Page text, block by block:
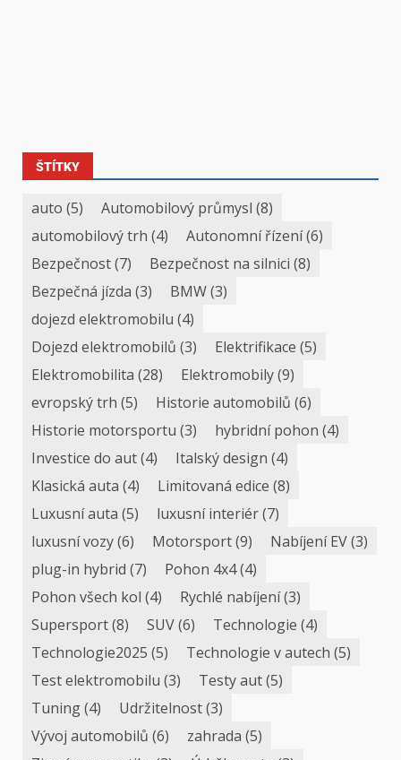
ŠTÍTKY
auto (5) Automobilový průmysl (8)
automobilový trh (4) Autonomní řízení(6)
Bezpečnost(7) Bezpečnost na silnici (8)
Bezpečná jízda (3) BMW(3)
dojezd elektromobilu (4)
Dojezd elektromobilů (3) Elektrifikace (5)
Elektromobilita (28) Elektromobily(9)
evropský trh (5) Historie automobilů (6)
Historie motorsportu (3) hybridní pohon (4)
Investice do aut(4) Italský design (4)
Klasická auta (4) Limitovaná edice (8)
Luxusní auta (5) luxusní interiér(7)
luxusní vozy(6) Motorsport(9) Nabíjení EV(3)
plug-in hybrid (7) Pohon 4x4(4)
Pohon všech kol (4) Rychlé nabíjení(3)
Supersport(8) SUV(6) Technologie (4)
Technologie2025 (5) Technologie v autech (5)
Test elektromobilu (3) Testy aut(5)
Tuning(4) Udržitelnost(3)
Vývoj automobilů (6) zahrada (5)